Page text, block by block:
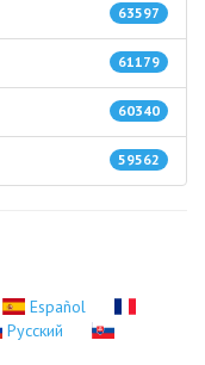
63597
61179
60340
59562
Español
Русский